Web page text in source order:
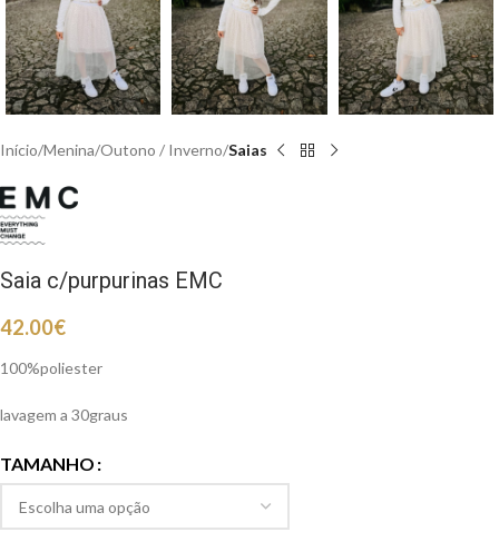
Início Menina Outono / Inverno Saias
Saia c/purpurinas EMC
42.00€
100%poliester
lavagem a 30graus
TAMANHO